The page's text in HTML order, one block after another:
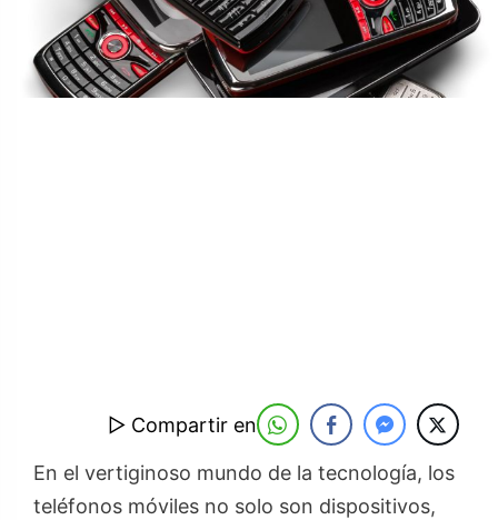
▷ Compartir en
En el vertiginoso mundo de la tecnología, los
teléfonos móviles no solo son dispositivos,